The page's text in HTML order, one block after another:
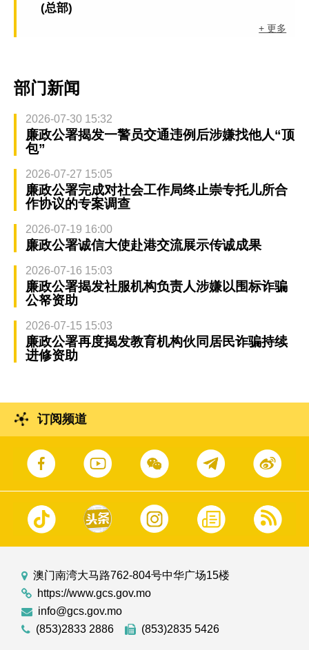
(总部)
+ 更多
部门新闻
2026-07-30 15:32
廉政公署揭发一警员交通违例后涉嫌找他人“顶
包”
2026-07-27 15:05
廉政公署完成对社会工作局终止崇专托儿所合
作协议的专案调查
2026-07-19 16:00
廉政公署诚信大使赴港交流展示传诚成果
2026-07-16 15:03
廉政公署揭发社服机构负责人涉嫌以围标诈骗
公帑资助
2026-07-15 15:03
廉政公署再度揭发教育机构伙同居民诈骗持续
进修资助
订阅频道
澳门南湾大马路762-804号中华广场15楼
https://www.gcs.gov.mo
info@gcs.gov.mo
(853)2833 2886
(853)2835 5426